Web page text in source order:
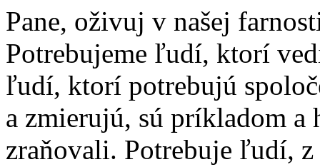
Pane, oživuj v našej
Potrebujeme ľudí, ktorí
ľudí, ktorí potrebujú
a zmierujú, sú príkladom a
zraňovali. Potrebuje ľudí,